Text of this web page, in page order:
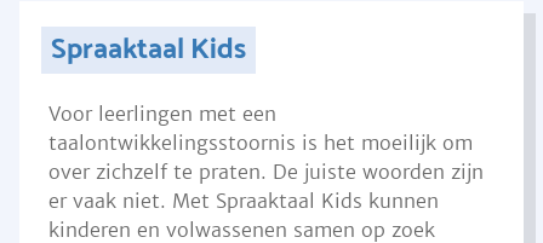
Spraaktaal Kids
Voor leerlingen met een
taalontwikkelingsstoornis is het moeilijk om
over zichzelf te praten. De juiste woorden zijn
er vaak niet. Met Spraaktaal Kids kunnen
kinderen en volwassenen samen op zoek